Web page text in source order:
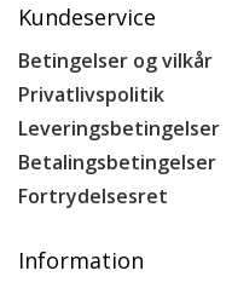
Kundeservice
Betingelser og vilkår
Privatlivspolitik
Leveringsbetingelser
Betalingsbetingelser
Fortrydelsesret
Information